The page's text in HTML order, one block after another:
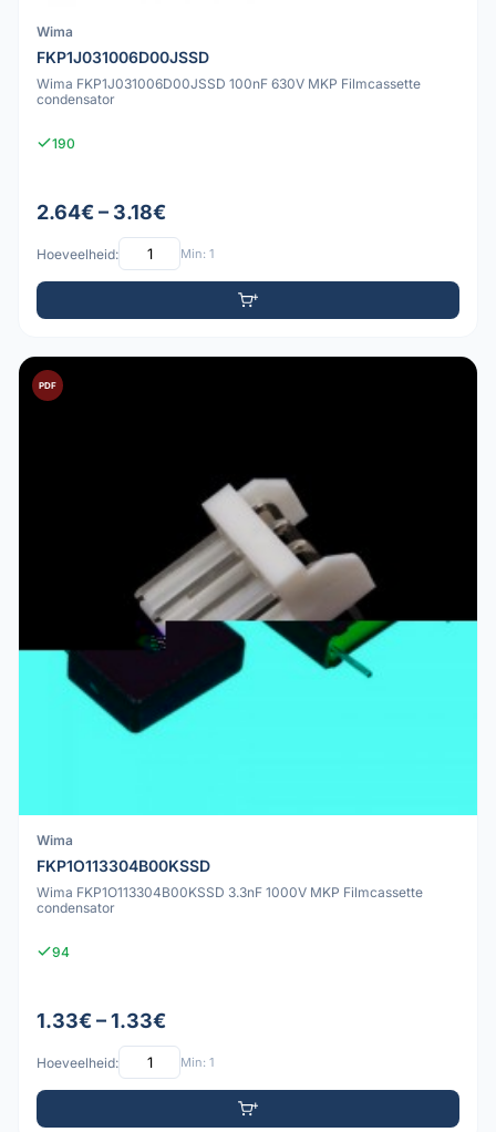
Wima
FKP1J031006D00JSSD
Wima FKP1J031006D00JSSD 100nF 630V MKP Filmcassette
condensator
190
2.64€ – 3.18€
Hoeveelheid: Min: 1
PDF
Wima
FKP1O113304B00KSSD
Wima FKP1O113304B00KSSD 3.3nF 1000V MKP Filmcassette
condensator
94
1.33€ – 1.33€
Hoeveelheid: Min: 1